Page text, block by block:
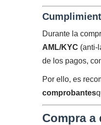
Durante la
AML/KYC (anti-
de los pagos,
Por ello, es
comprobantes
Compra a